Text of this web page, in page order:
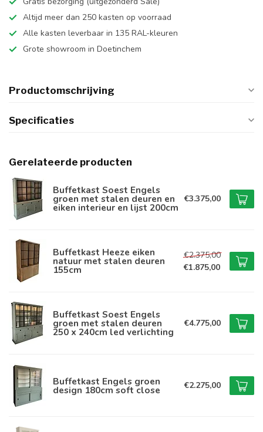
Altijd meer dan 250 kasten op voorraad
Alle kasten leverbaar in 135 RAL-kleuren
Grote showroom in Doetinchem
Productomschrijving
Specificaties
Gerelateerde producten
Buffetkast Soest Engels
groen met stalen deuren en
eiken interieur en lijst 200cm
€3.375,00
Buffetkast Heeze eiken
natuur met stalen deuren
155cm
€2.375,00
€1.875,00
Buffetkast Soest Engels
groen met stalen deuren
250 x 240cm led verlichting
€4.775,00
Buffetkast Engels groen
design 180cm soft close €2.275,00